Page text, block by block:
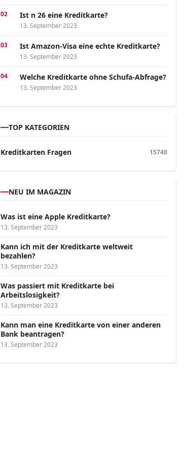
Ist n 26 eine Kreditkarte?
13. September 2023
Ist Amazon-Visa eine echte Kreditkarte?
13. September 2023
Welche Kreditkarte ohne Schufa-Abfrage?
13. September 2023
TOP KATEGORIEN
Kreditkarten Fragen 15740
NEU IM MAGAZIN
Was ist eine Apple Kreditkarte?
13. September 2023
Kann ich mit der Kreditkarte weltweit
bezahlen?
13. September 2023
Was passiert mit Kreditkarte bei
Arbeitslosigkeit?
13. September 2023
Kann man eine Kreditkarte von einer anderen
Bank beantragen?
13. September 2023